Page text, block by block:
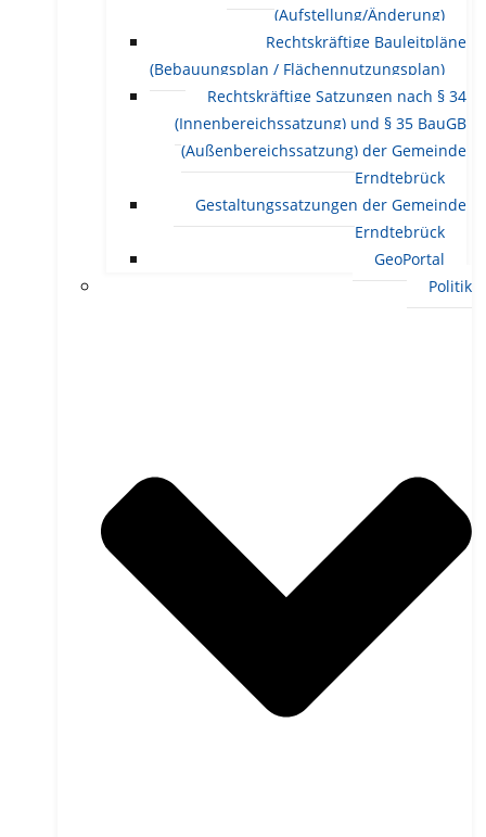
(Aufstellung/Änderung)
Rechtskräftige Bauleitpläne
(Bebauungsplan / Flächennutzungsplan)
Rechtskräftige Satzungen nach § 34
(Innenbereichssatzung) und § 35 BauGB
(Außenbereichssatzung) der Gemeinde
Erndtebrück
Gestaltungssatzungen der Gemeinde
Erndtebrück
GeoPortal
Politik